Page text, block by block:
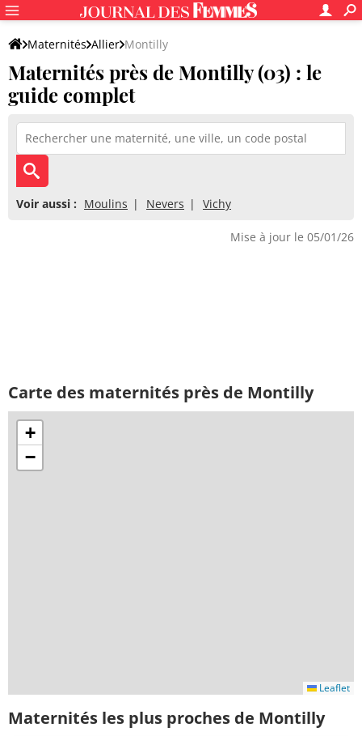
Maternités Allier Montilly
Maternités près de Montilly (03) : le
guide complet
Voir aussi : Moulins Nevers Vichy
Mise à jour le 05/01/26
Carte des maternités près de Montilly
+
−
Leaflet
Maternités les plus proches de Montilly